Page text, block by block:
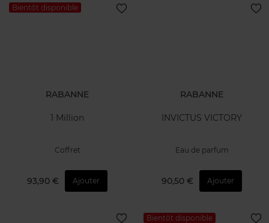
Bientôt disponible
RABANNE
1 Million
Coffret
93,90 € Ajouter
RABANNE
INVICTUS VICTORY
Eau de parfum
90,50 € Ajouter
Bientôt disponible